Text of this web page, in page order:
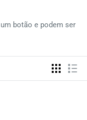
botão e podem ser